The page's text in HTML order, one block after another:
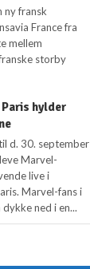
ny fransk
France fra
mellem
storby
hylder
d. 30. september
Marvel-
live i
Marvel-fans i
ned i en...